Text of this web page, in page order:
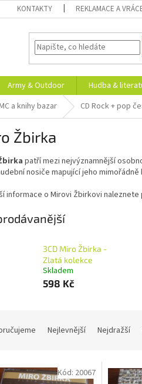
KONTAKTY REKLAMACE A
Army & Outdoor Hudba &
a knihy bazar CD Rock + pop
Žbirka
patří mezi nejvýznamnější
nosiče mapující jeho
informace o Mirovi Žbirkovi
3CD Miro Žbirka -
Zlatá kolekce
Skladem
598 Kč
Nejlevnější Nejdražší
Kód: 20067